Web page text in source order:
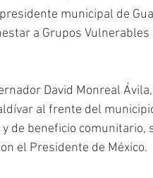
municipal de
a Grupos
David Monreal
al frente del
de beneficio comunitario,
el Presidente de México.